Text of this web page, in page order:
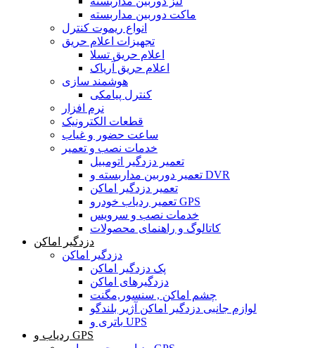
ماکت دوربین مداربسته
انواع ریموت کنترل
تجهیزات اعلام حریق
اعلام حریق تسلا
اعلام حریق آریاک
هوشمند سازی
کنترل پیامکی
نرم افزار
قطعات الکترونیک
ساعت حضور و غیاب
خدمات نصب و تعمیر
تعمیر دزدگیر اتومبیل
تعمیر دوربین مداربسته و DVR
تعمیر دزدگیر اماکن
تعمیر ردیاب خودرو GPS
خدمات نصب و سرویس
کاتالوگ و راهنمای محصولات
دزدگیر اماکن
دزدگیر اماکن
پک دزدگیر اماکن
دزدگیرهای اماکن
چشم اماکن , سنسور,مگنت
لوازم جانبی دزدگیر اماکن آژیر بلندگو
باتری و UPS
ردیاب و GPS